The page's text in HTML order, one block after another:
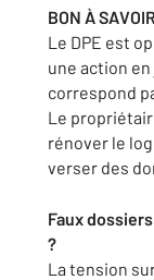
BON À
Le DPE est
une action
correspond
Le
rénover le
verser des
Faux
?
La tension